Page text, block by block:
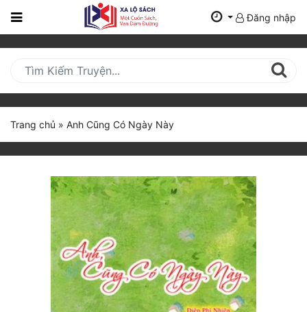
Trang
Mới
Cập
Nhật
(current)
Truyện Mới Ra
Đăng nhập
Trang chủ » Anh Cũng Có Ngày Này